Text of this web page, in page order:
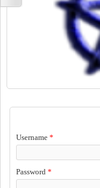
Username *
Password *